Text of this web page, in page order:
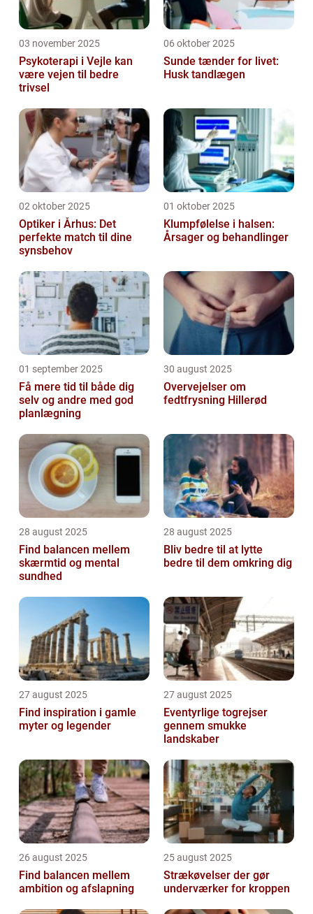
03 november 2025
Psykoterapi i Vejle kan
være vejen til bedre
trivsel
06 oktober 2025
Sunde tænder for livet:
Husk tandlægen
02 oktober 2025
Optiker i Århus: Det
perfekte match til dine
synsbehov
01 oktober 2025
Klumpfølelse i halsen:
Årsager og behandlinger
01 september 2025
Få mere tid til både dig
selv og andre med god
planlægning
30 august 2025
Overvejelser om
fedtfrysning Hillerød
28 august 2025
Find balancen mellem
skærmtid og mental
sundhed
28 august 2025
Bliv bedre til at lytte
bedre til dem omkring dig
27 august 2025
Find inspiration i gamle
myter og legender
27 august 2025
Eventyrlige togrejser
gennem smukke
landskaber
26 august 2025
Find balancen mellem
ambition og afslapning
25 august 2025
Strækøvelser der gør
underværker for kroppen